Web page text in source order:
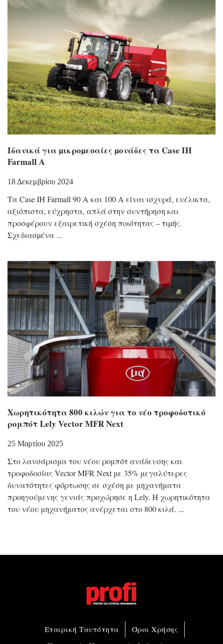
Ιδανικά για µικροµεσαίες µονάδες τα Case IH
Farmall A
18 Δεκεμβρίου 2024
Τα Case IH Farmall 90 A και 100 A είναι ισχυρά, ευέλικτα,
αξιόπιστα, εύχρηστα, απλά στην συντήρηση και
προσφέρουν εξαιρετική σχέση ποιότητας – τιµής.
Σχεδιασµένα
Χωρητικότητα 800 κιλών για το νέο τροφοδοτικό
ρομπότ Lely Vector MFR Next
25 Μαρτίου 2025
Στο λανσάρισμα του νέου ρομπότ ανάδευσης και
τροφοδοσίας Vector MFR Next με 35% μεγαλύτερες
δυνατότητες φόρτωσης σε σχέση με μηχανήματα
προηγούμενης γενιάς προχώρησε η Lely. Η χωρητικότητα
του νέου μηχανήματος ανέρχεται στο 800 κιλά.
Εταιρική Ταυτότητα
Όροι Χρήσης